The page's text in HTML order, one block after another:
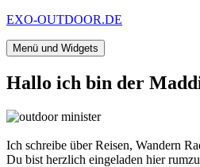
Zum
springen
EXO-OUTDOOR.DE
Menü und Widgets
Hallo ich bin der
Ich schreibe über Reisen, Wandern
Du bist herzlich eingeladen hier